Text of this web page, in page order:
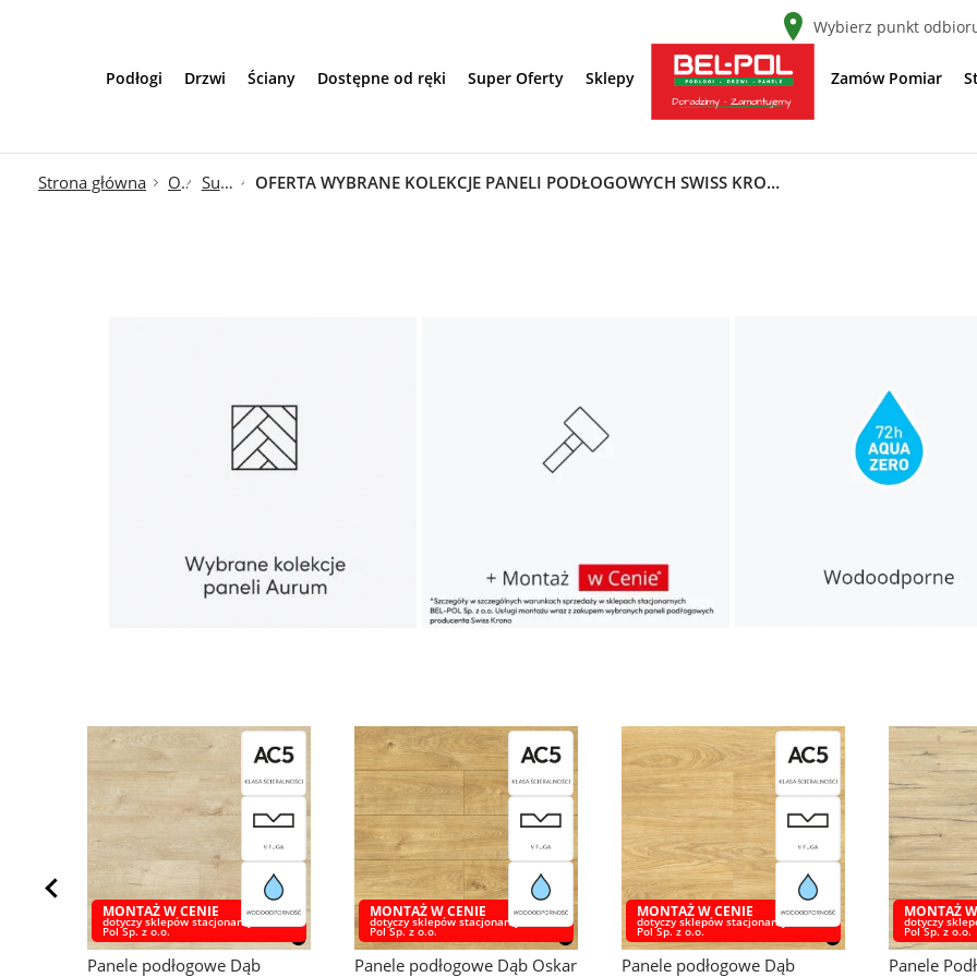
Wybierz punkt
Podłogi Drzwi Ściany Dostępne od ręki Super Oferty Sklepy Zamów Pomiar
Strona główna Oferta Super Oferty OFERTA WYBRANE KOLEKCJE PANELI PODŁOGOWYCH SWISS KRONO AURUM Z MONTAŻEM W CENIE. DOTYCZY SKLEPÓW STACJONARNYCH BEL-POL SP. Z O.O.
MONTAŻ W CENIE
dotyczy sklepów stacjonarnych Bel-
Pol Sp. z o.o.
Panele podłogowe Dąb Oskar
MONTAŻ W CENIE
dotyczy sklepów stacjonarnych Bel-
Pol Sp. z o.o.
Panele podłogowe Dąb
MONTAŻ W CENIE
dotyczy sklepów stacjonarnych Bel-
Pol Sp. z o.o.
Panele Podłogowe Dąb
MONTAŻ
dotyczy
Pol Sp. z o.o.
Panele